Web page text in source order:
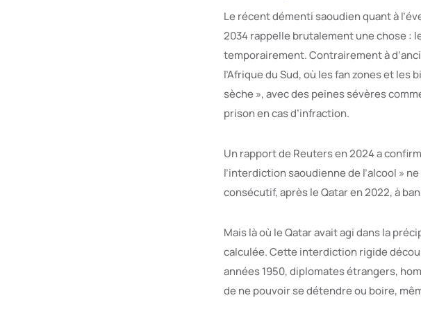
Le récent démenti saoudien quant à
2034 rappelle brutalement une chose :
temporairement. Contrairement à
l’Afrique du Sud, où les fan zones et
sèche », avec des peines sévères
prison en cas d’infraction.
Un rapport de Reuters en 2024 a
l’interdiction saoudienne de l’alcool »
consécutif, après le Qatar en 2022, à
Mais là où le Qatar avait agi dans la
calculée. Cette interdiction rigide
années 1950, diplomates étrangers,
de ne pouvoir se détendre ou boire,